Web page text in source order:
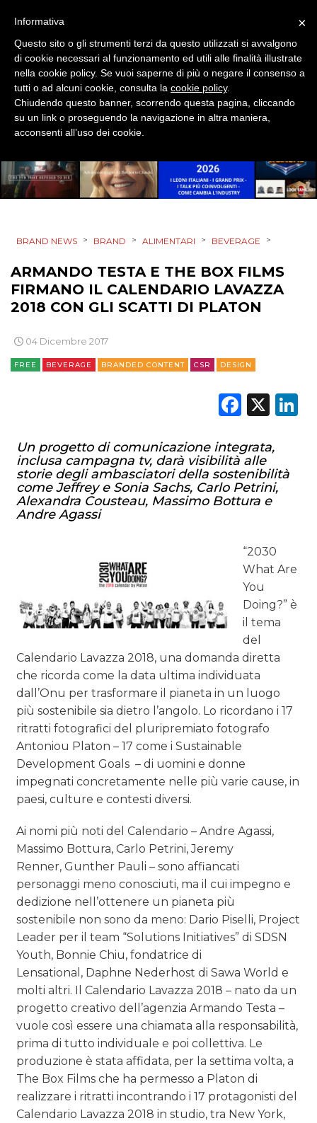
BRAND NEWS > BRAND > ALIMENTARI > BEVERAGE >
ARMANDO TESTA E THE BOX FILMS
FIRMANO IL CALENDARIO LAVAZZA
2018 CON GLI SCATTI DI PLATON
04 Dicembre 2017
FREE BEVERAGE BRANDED CONTENT CSR DESIGN
X
Un progetto di comunicazione integrata,
inclusa campagna tv, darà visibilità alle
storie degli ambasciatori della sostenibilità
come Jeffrey e Sonia Sachs, Carlo Petrini,
Alexandra Cousteau, Massimo Bottura e
Andre Agassi
“2030
What Are
You
Doing?” è
il tema
del
Calendario Lavazza 2018, una domanda diretta
che ricorda come la data ultima individuata
dall’Onu per trasformare il pianeta in un luogo
più sostenibile sia dietro l’angolo. Lo ricordano i 17
ritratti fotografici del pluripremiato fotografo
Antoniou Platon – 17 come i Sustainable
Development Goals – di uomini e donne
impegnati concretamente nelle più varie cause, in
paesi, culture e contesti diversi.
Ai nomi più noti del Calendario – Andre Agassi,
Massimo Bottura, Carlo Petrini, Jeremy
Renner, Gunther Pauli – sono affiancati
personaggi meno conosciuti, ma il cui impegno e
dedizione nell’ottenere un pianeta più
sostenibile non sono da meno: Dario Piselli, Project
Leader per il team “Solutions Initiatives” di SDSN
Youth, Bonnie Chiu, fondatrice di
Lensational, Daphne Nederhost di Sawa World e
molti altri. Il Calendario Lavazza 2018 – nato da un
progetto creativo dell’agenzia Armando Testa –
vuole così essere una chiamata alla responsabilità,
prima di tutto individuale e poi collettiva. Le
produzione è stata affidata, per la settima volta, a
The Box Films che ha permesso a Platon di
realizzare i ritratti incontrando i 17 protagonisti del
Calendario Lavazza 2018 in studio, tra New York,
×
Informativa
Questo sito o gli strumenti terzi da questo utilizzati si avvalgono
di cookie necessari al funzionamento ed utili alle finalità illustrate
nella cookie policy. Se vuoi saperne di più o negare il consenso a
tutti o ad alcuni cookie, consulta la cookie policy.
Chiudendo questo banner, scorrendo questa pagina, cliccando
su un link o proseguendo la navigazione in altra maniera,
acconsenti all’uso dei cookie.